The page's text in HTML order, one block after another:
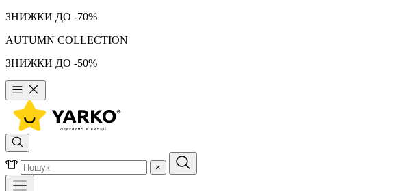
ЗНИЖКИ ДО -70%
AUTUMN COLLECTION
ЗНИЖКИ ДО -50%
×